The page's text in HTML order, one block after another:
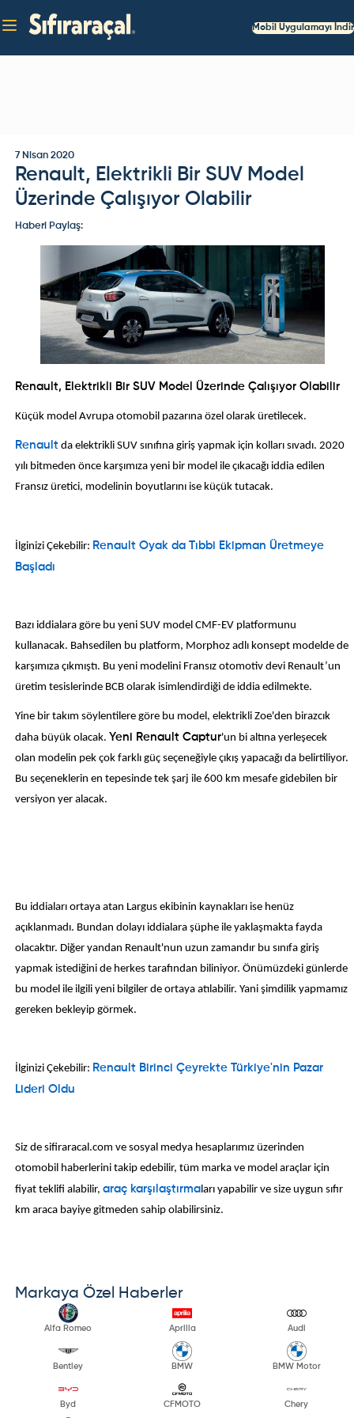
Mobil Uygulamayı İndir
7 Nisan 2020
Renault, Elektrikli Bir SUV Model
Üzerinde Çalışıyor Olabilir
Haberi Paylaş:
Renault, Elektrikli Bir SUV Model Üzerinde Çalışıyor Olabilir
Küçük model Avrupa otomobil pazarına özel olarak üretilecek.
Renault da elektrikli SUV sınıfına giriş yapmak için kolları sıvadı. 2020
yılı bitmeden önce karşımıza yeni bir model ile çıkacağı iddia edilen
Fransız üretici, modelinin boyutlarını ise küçük tutacak.
İlginizi Çekebilir: Renault Oyak da Tıbbi Ekipman Üretmeye
Başladı
Bazı iddialara göre bu yeni SUV model CMF-EV platformunu
kullanacak. Bahsedilen bu platform, Morphoz adlı konsept modelde de
karşımıza çıkmıştı. Bu yeni modelini Fransız otomotiv devi Renault’un
üretim tesislerinde BCB olarak isimlendirdiği de iddia edilmekte.
Yine bir takım söylentilere göre bu model, elektrikli Zoe'den birazcık
daha büyük olacak.Yeni Renault Captur'un bi altına yerleşecek
olan modelin pek çok farklı güç seçeneğiyle çıkış yapacağı da belirtiliyor.
Bu seçeneklerin en tepesinde tek şarj ile 600 km mesafe gidebilen bir
versiyon yer alacak.
Bu iddiaları ortaya atan Largus ekibinin kaynakları ise henüz
açıklanmadı. Bundan dolayı iddialara şüphe ile yaklaşmakta fayda
olacaktır. Diğer yandan Renault'nun uzun zamandır bu sınıfa giriş
yapmak istediğini de herkes tarafından biliniyor. Önümüzdeki günlerde
bu model ile ilgili yeni bilgiler de ortaya atılabilir. Yani şimdilik yapmamız
gereken bekleyip görmek.
İlginizi Çekebilir: Renault Birinci Çeyrekte Türkiye'nin Pazar
Lideri Oldu
Siz de sifiraracal.com ve sosyal medya hesaplarımız üzerinden
otomobil haberlerini takip edebilir, tüm marka ve model araçlar için
fiyat teklifi alabilir,araç karşılaştırmaları yapabilir ve size uygun sıfır
km araca bayiye gitmeden sahip olabilirsiniz.
Markaya Özel Haberler
Alfa Romeo Aprilia Audi
Bentley BMW BMW Motor
Byd CFMOTO Chery